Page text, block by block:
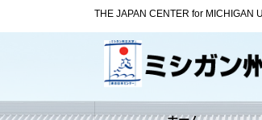
THE JAPAN CENTER for MICHIGAN